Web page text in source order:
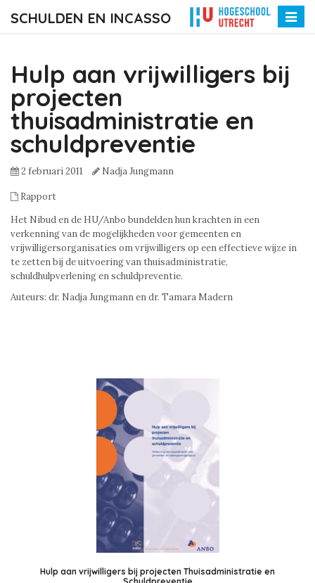
SCHULDEN EN INCASSO
Toggle
Hulp aan vrijwilligers bij
projecten
thuisadministratie en
schuldpreventie
2 februari 2011 Nadja Jungmann
Rapport
Het Nibud en de HU/Anbo bundelden hun krachten in een
verkenning van de mogelijkheden voor gemeenten en
vrijwilligersorganisaties om vrijwilligers op een effectieve wijze in
te zetten bij de uitvoering van thuisadministratie,
schuldhulpverlening en schuldpreventie.
Auteurs: dr. Nadja Jungmann en dr. Tamara Madern
Hulp aan vrijwilligers bij projecten Thuisadministratie en